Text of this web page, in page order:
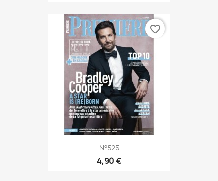
N°525
4,90 €
favorite_border